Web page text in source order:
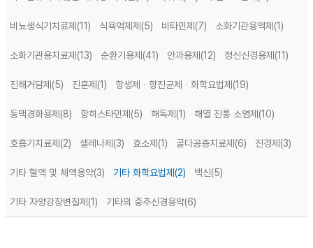
비뇨생식기치료제 (11) 식욕억제제 (5) 비타민제 (7) 소화기관용액제 (1)
소화기관용치료제 (13) 순환기용제 (41) 안과용제 (12) 정신신경용제 (11)
진해거담제 (5) 진훈제 (1) 항생제 ∙ 항진균제 ∙ 화학요법제 (19)
동맥경화용제 (8) 항히스타민제 (5) 해독제 (1) 해열 진통 소염제 (10)
호흡기치료제 (2) 셀레나제 (3) 효소제 (1) 골다공증치료제 (6) 진경제 (3)
기타 혈액 및 체액용약(3) 기타 화학요법제 (2) 백신(5)
기타 자양강장변질제 (1) 기타의 중추신경용약(6)